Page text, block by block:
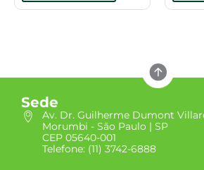
Sede
Av. Dr. Guilherme Dumont
Morumbi - São Paulo | SP
CEP 05640-001
Telefone: (11) 3742-6888